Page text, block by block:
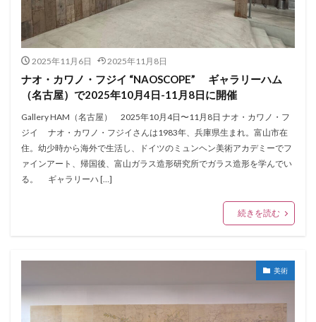
2025年11月6日 2025年11月8日
ナオ・カワノ・フジイ “NAOSCOPE” ギャラリーハム
（名古屋）で2025年10月4日-11月8日に開催
Gallery HAM（名古屋） 2025年10月4日〜11月8日 ナオ・カワノ・フ
ジイ ナオ・カワノ・フジイさんは1983年、兵庫県生まれ。富山市在
住。幼少時から海外で生活し、ドイツのミュンヘン美術アカデミーでフ
ァインアート、帰国後、富山ガラス造形研究所でガラス造形を学んでい
る。 ギャラリーハ […]
続きを読む
美術